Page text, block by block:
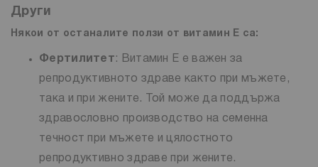
Други
Някои от останалите ползи от витамин Е са:
Фертилитет : Витамин Е е важен за
репродуктивното здраве както при мъжете,
така и при жените. Той може да поддържа
здравословно производство на семенна
течност при мъжете и цялостното
репродуктивно здраве при жените.